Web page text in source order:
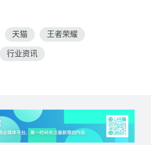
天猫 王者荣耀
行业资讯